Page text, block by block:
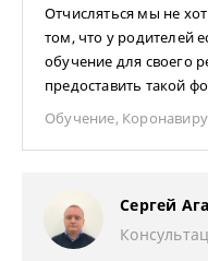
Отчисляться мы не
том, что у родителей
обучение для своего
предоставить такой
Обучение,
Сергей